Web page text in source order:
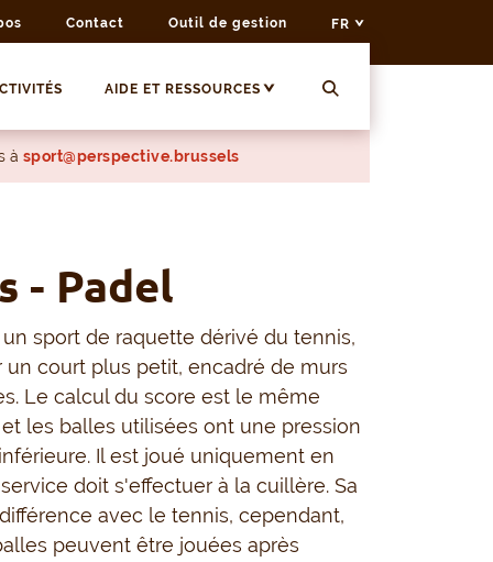
Contact Outil de gestion FR
AIDE ET RESSOURCES
à sport@perspective.brussels
- Padel
sport de raquette dérivé du tennis,
un court plus petit, encadré de murs
Le calcul du score est le même
les balles utilisées ont une pression
Il est joué uniquement en
doit s'effectuer à la cuillère. Sa
avec le tennis, cependant,
peuvent être jouées après